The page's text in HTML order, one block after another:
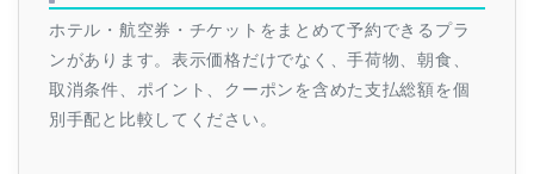
ホテル・航空券・チケットをまとめて予約できるプラ
ンがあります。表示価格だけでなく、手荷物、朝食、
取消条件、ポイント、クーポンを含めた支払総額を個
別手配と比較してください。